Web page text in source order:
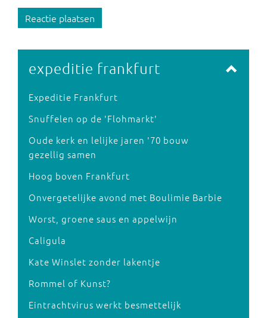
Reactie plaatsen
expeditie frankfurt
Expeditie Frankfurt
Snuffelen op de 'Flohmarkt'
Oude kerk en lelijke jaren '70 bouw
gezellig samen
Hoog boven Frankfurt
Onvergetelijke avond met Boulimie Barbie
Worst, groene saus en appelwijn
Caligula
Kate Winslet zonder lakentje
Rommel of Kunst?
Eintrachtvirus werkt besmettelijk